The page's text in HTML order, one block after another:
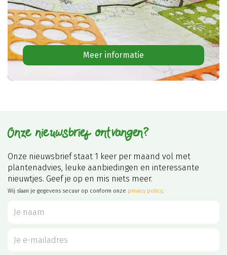
Meer informatie
Onze nieuwsbrief ontvangen?
Onze nieuwsbrief staat 1 keer per maand vol met
plantenadvies, leuke aanbiedingen en interessante
nieuwtjes. Geef je op en mis niets meer.
Wij slaan je gegevens secuur op conform onze privacy policy.